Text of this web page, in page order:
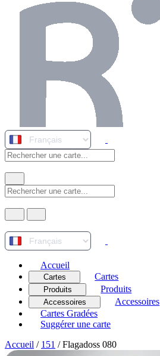
Accueil
Cartes Cartes
Produits Produits
Accessoires
Accessoires
Cartes Gradées
Suggérer une carte
Accueil / 151 / Flagadoss 080